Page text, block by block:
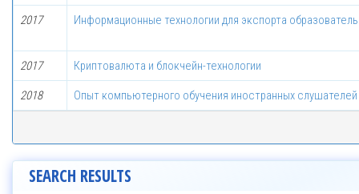
2017 Информационные технологии для экспорта
2017 Криптовалюта и блокчейн-технологии
2018 Опыт компьютерного обучения иностранных слушателей
SEARCH RESULTS